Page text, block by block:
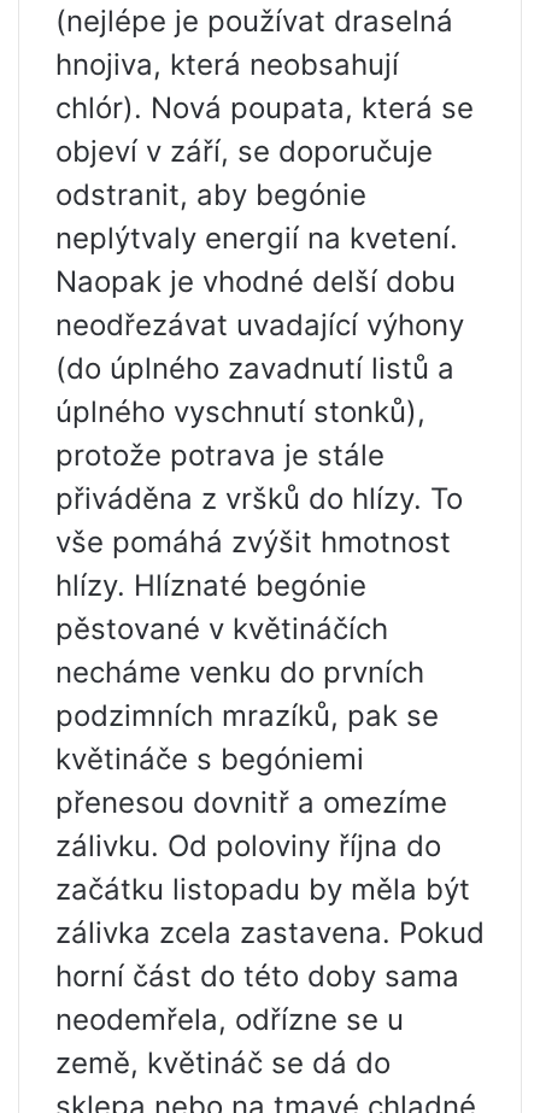
(nejlépe je používat draselná
hnojiva, která neobsahují
chlór). Nová poupata, která se
objeví v září, se doporučuje
odstranit, aby begónie
neplýtvaly energií na kvetení.
Naopak je vhodné delší dobu
neodřezávat uvadající výhony
(do úplného zavadnutí listů a
úplného vyschnutí stonků),
protože potrava je stále
přiváděna z vršků do hlízy. To
vše pomáhá zvýšit hmotnost
hlízy. Hlíznaté begónie
pěstované v květináčích
necháme venku do prvních
podzimních mrazíků, pak se
květináče s begóniemi
přenesou dovnitř a omezíme
zálivku. Od poloviny října do
začátku listopadu by měla být
zálivka zcela zastavena. Pokud
horní část do této doby sama
neodemřela, odřízne se u
země, květináč se dá do